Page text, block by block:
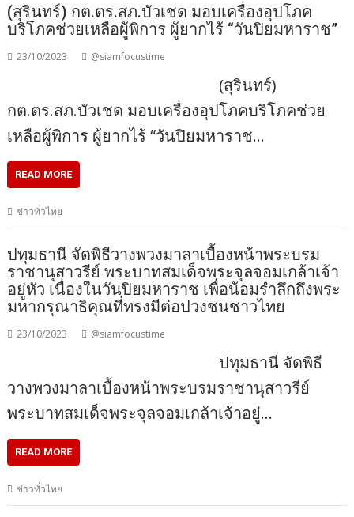
(สุรินทร์) กต.ตร.สภ.บัวเชด มอบเครื่องอุปโภค
บริโภคช่วยเหลือผู้พิการ ผู้ยากไร้ “วันปิยมหาราช”
23/10/2023 @siamfocustime
(สุรินทร์)
กต.ตร.สภ.บัวเชด มอบเครื่องอุปโภคบริโภคช่วย
เหลือผู้พิการ ผู้ยากไร้ “วันปิยมหาราช…
READ MORE
ข่าวทั่วไทย
ปทุมธานี จัดพิธีวางพวงมาลาเบื้องหน้าพระบรม
ราชานุสาวรีย์ พระบาทสมเด็จพระจุลจอมเกล้าเจ้า
อยู่หัว เนื่องในวันปิยมหาราช เพื่อน้อมรำลึกถึงพระ
มหากรุณาธิคุณที่ทรงมีต่อปวงชนชาวไทย
23/10/2023 @siamfocustime
ปทุมธานี จัดพิธี
วางพวงมาลาเบื้องหน้าพระบรมราชานุสาวรีย์
พระบาทสมเด็จพระจุลจอมเกล้าเจ้าอยู่…
READ MORE
ข่าวทั่วไทย